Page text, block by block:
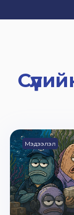
Мэдээлэл